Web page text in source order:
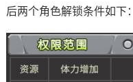
后两个角色解锁条件如下：